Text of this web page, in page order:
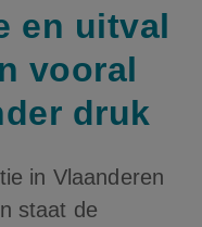
en uitval
vooral
druk
in Vlaanderen
staat de